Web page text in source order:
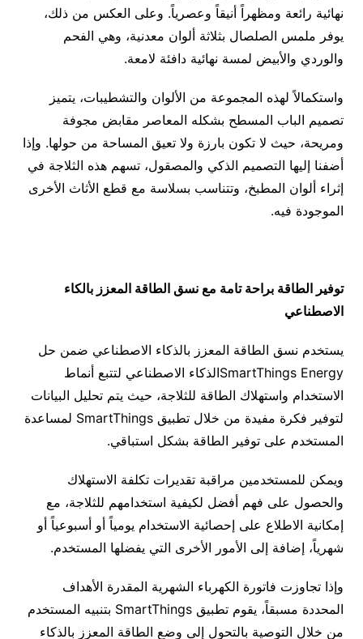
نهائية رائعة ومظهراً أنيقاً وعصرياً. وعلى العكس من ذلك،
يوفر ملمس الصلصال بثلاثة ألوان معدنية، وهي الفحم
والوردي والأبيض لمسة نهائية دافئة لامعة.
واستكمالاً لهذه المجموعة من الألوان والتشطيبات، يتميز
تصميم الباب المسطح بشكله المعاصر مقابض مجوفة
ومريحة، حيث لا تكون بارزة ولا تعيق المساحة من حولها. وإذا
أضفنا إليها التصميم الذكي والمصقول، تسهم هذه الثلاجة في
إثراء ألوان المطبخ، وتتناسب بسلاسة مع قطع الأثاث الأخرى
الموجودة فيه.
توفير الطاقة براحة تامة مع نسق الطاقة المعزز بالكاء
الاصطناعي
يستخدم نسق الطاقة المعزز بالذكاء الاصطناعي ضمن حل
SmartThings Energyالذكاء الاصطناعي لتتبع أنماط
الاستخدام واستهلاك الطاقة للثلاجة، حيث يتم تحليل البيانات
لتوفير فكرة مفيدة من خلال تطبيق SmartThings لمساعدة
المستخدم على توفير الطاقة بشكل استباقي.
ويمكن للمستخدمين مراقبة تقديرات تكلفة الاستهلاك
والحصول على فهم أفضل لكيفية استخدامهم للثلاجة، مع
إمكانية الاطلاع على إحصائية الاستخدام يومياً أو أسبوعياً أو
شهرياً، إضافة إلى الأمور الأخرى التي يفضلها المستخدم.
وإذا تجاوزت فاتورة الكهرباء الشهرية المقدرة الأهداف
المحددة مسبقاً، يقوم تطبيق SmartThings بتنبيه المستخدم
من خلال التوصية بالتحول إلى وضع الطاقة المعزز بالذكاء